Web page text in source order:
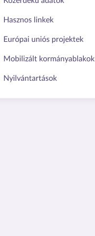
Hasznos linkek
Európai uniós projektek
Mobilizált kormányablakok
Nyilvántartások